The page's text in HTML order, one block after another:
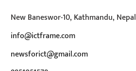
New Baneswor-10, Kathmandu, Nepal
info@ictframe.com
newsforict@gmail.com